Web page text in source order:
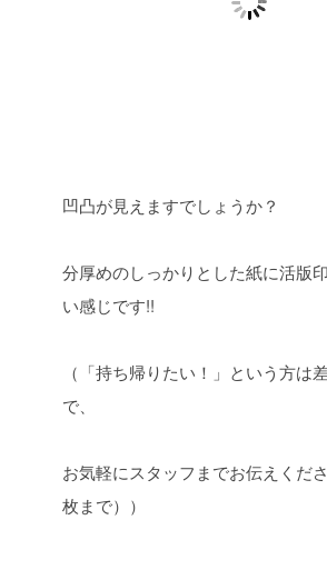
凹凸が見えますでしょうか？
分厚めのしっかりとした紙に活版
い感じです!!
（「持ち帰りたい！」という方は
で、
お気軽にスタッフまでお伝えくだ
枚まで））